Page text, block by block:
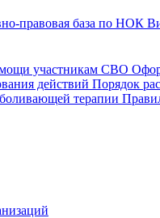
правовая база по НОК
участникам СВО
действий Порядок
терапии